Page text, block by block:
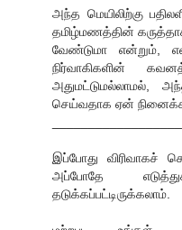
அந்த மெயிலிற்கு
தமிழ்மணத்தின்
வேண்டுமா என்றும்,
நிர்வாகிகளின்
அதுமட்டுமல்லாமல்,
செய்வதாக ஏன்
இப்போது விரிவாகச்
அப்போதே
தடுக்கப்பட்டிருக்கலாம்.